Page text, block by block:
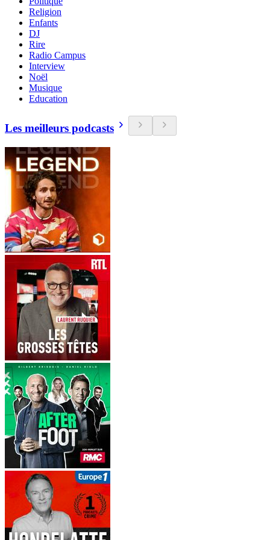
Religion
Enfants
DJ
Rire
Radio Campus
Interview
Noël
Musique
Education
Les meilleurs podcasts